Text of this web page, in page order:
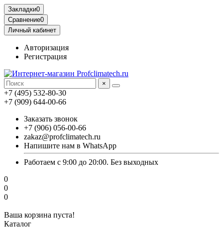
Закладки0
Сравнение0
Личный кабинет
Авторизация
Регистрация
×
+7 (495) 532-80-30
+7 (909) 644-00-66
Заказать звонок
+7 (906) 056-00-66
zakaz@profclimatech.ru
Напишите нам в WhatsApp
Работаем с 9:00 до 20:00. Без выходных
0
0
0
Ваша корзина пуста!
Каталог